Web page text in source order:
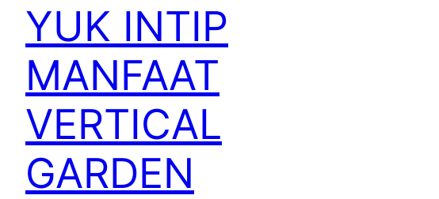
YUK INTIP
MANFAAT
VERTICAL
GARDEN